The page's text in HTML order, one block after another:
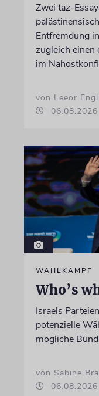
Zwei taz-
Entfremdung
zugleich einen
im
von Leeor
06.08.2026
WAHLKAMPF
Who’s
Israels
potenzielle
mögliche
von Sabine
06.08.2026